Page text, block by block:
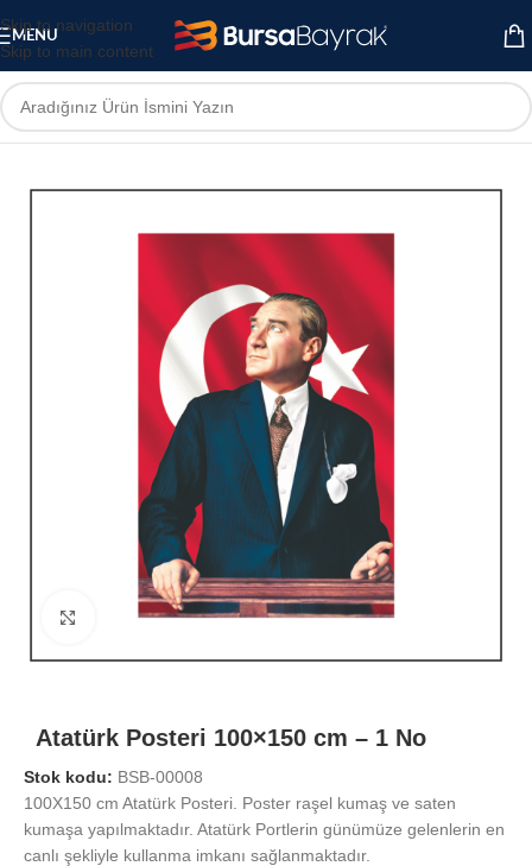
Skip to navigation
Skip to main content
MENU
Ana Sayfa Atatürk Posterleri
Büyütmek için tıklayın
Atatürk Posteri 100×150 cm – 1 No
Stok kodu: BSB-00008
100X150 cm Atatürk Posteri. Poster raşel kumaş ve saten
kumaşa yapılmaktadır. Atatürk Portlerin günümüze gelenlerin en
canlı şekliyle kullanma imkanı sağlanmaktadır.